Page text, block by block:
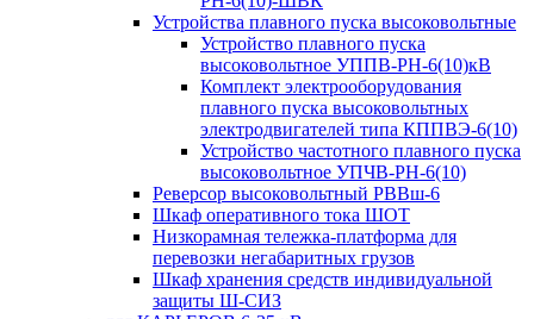
Устройства плавного пуска высоковольтные
Устройство плавного пуска
высоковольтное УППВ-РН-6(10)кВ
Комплект электрооборудования
плавного пуска высоковольтных
электродвигателей типа КППВЭ-6(10)
Устройство частотного плавного пуска
высоковольтное УПЧВ-РН-6(10)
Реверсор высоковольтный РВВш-6
Шкаф оперативного тока ШОТ
Низкорамная тележка-платформа для
перевозки негабаритных грузов
Шкаф хранения средств индивидуальной
защиты Ш-СИЗ